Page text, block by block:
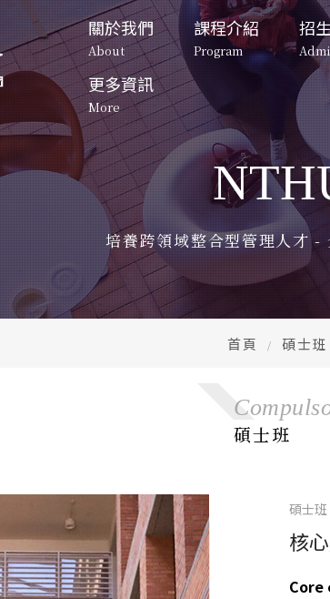
關於我們
About
起源
Origin
發展方向
Development
未來展望
Future Prospect
課程介紹
Program
碩士班
Master's Program
博士班-一般組
Doctoral Program
博士班-產業組
Doctoral Industry
特色課程
招
碩士
博士
更多資訊
More
資訊公告
News
活動照片
Event Photos
清大校園地圖
NTHU Map
博士班-一般組
Doctoral
Program
Curriculum
博班學生
Students
招生訊息
Admission
碩士班招生
Master's
Program
Admissions
課程規劃
Curriculum
Planning
修業規定
Graduation Rules
入學時程與管道
博士班招生
Doctoral
Program
Admissions
課程規劃
Curriculum
Planning
Graduation
入學時程與
培養跨領域整合型管理人才
首頁 碩士班
碩士班
碩士班
核
Core